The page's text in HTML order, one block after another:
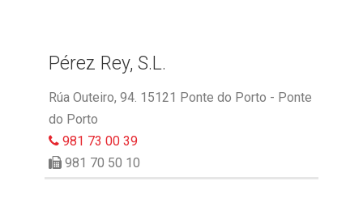
Pérez Rey, S.L.
Rúa Outeiro, 94. 15121 Ponte do Porto - Ponte
do Porto
981 73 00 39
981 70 50 10